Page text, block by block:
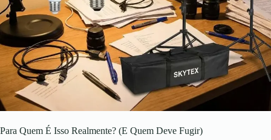
Para Quem É Isso Realmente? (E Quem Deve Fugir)